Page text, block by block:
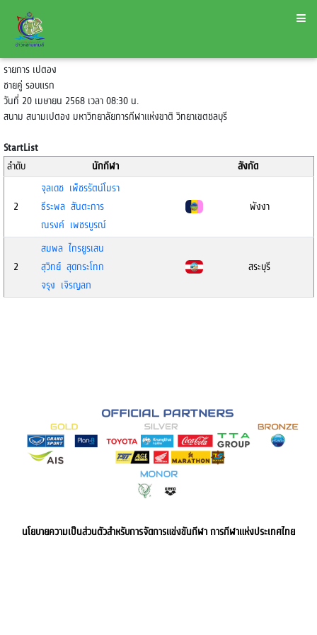
รายการ เปตอง
ชายคู่ รอบแรก
วันที่ 20 เมษายน 2568 เวลา 08:30 น.
สนาม สนามเปตอง มหาวิทยาลัยการกีฬาแห่งขาติ วิทยาเขตชลบุรี
StartList
ลำดับ
นักกีฬา สังกัด
2
จุลเดช เพ็ชรรัตน์โมรา
ธีระพล สันตะการ
ณรงค์ เพชรบูรณ์
พังงา
2
สมพล ไกรยูรเสน
สุวิทย์ สุดกระโทก
จรุง เจิรญลภ
สระบุรี
นโยบายความเป็นส่วนตัวสำหรับการจัดการแข่งขันกีฬา การกีฬาแห่งประเทศไทย